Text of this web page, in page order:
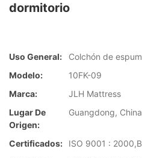
dormitorio
Uso General:
Colchón de
Modelo:
10FK-09
Marca:
JLH Mattress
Lugar De
Origen:
Guangdong, China
Certificados:
ISO 9001 :